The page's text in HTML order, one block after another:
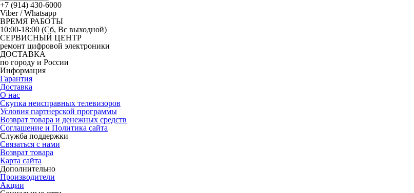
+7 (914) 430-6000
Viber / Whatsapp
ВРЕМЯ РАБОТЫ
10:00-18:00 (Сб, Вс выходной)
СЕРВИСНЫЙ ЦЕНТР
ремонт цифровой электроники
ДОСТАВКА
по городу и России
Информация
Гарантия
Доставка
О нас
Скупка неисправных телевизоров
Условия партнерской программы
Возврат товара и денежных средств
Соглашение и Политика сайта
Служба поддержки
Связаться с нами
Возврат товара
Карта сайта
Дополнительно
Производители
Акции